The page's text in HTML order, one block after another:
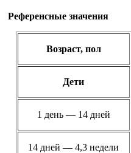
Референсные значения
Возраст, пол
Дети
1 день — 14 дней
14 дней — 4,3 недели